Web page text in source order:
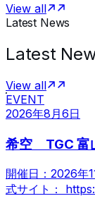
View all
Latest News
Latest
View all
EVENT
2026年8月6日
希空 TGC 富
開催日：2026年
式サイト：